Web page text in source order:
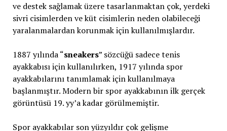
ve destek sağlamak üzere tasarlanmaktan çok, yerdeki
sivri cisimlerden ve küt cisimlerin neden olabileceği
yaralanmalardan korunmak için kullanılmışlardır.
1887 yılında “sneakers” sözcüğü sadece tenis
ayakkabısı için kullanılırken, 1917 yılında spor
ayakkabılarını tanımlamak için kullanılmaya
başlanmıştır. Modern bir spor ayakkabının ilk gerçek
görüntüsü 19. yy’a kadar görülmemiştir.
Spor ayakkabılar son yüzyıldır çok gelişme